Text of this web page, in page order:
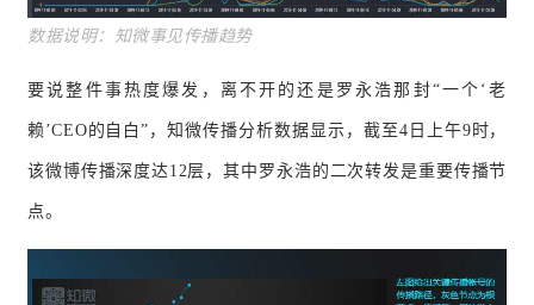
数据说明：知微事见传播趋势
要说整件事热度爆发，离不开的还是罗永浩那封“一个‘老
赖’CEO的自白”，知微传播分析数据显示，截至4日上午9时，
该微博传播深度达12层，其中罗永浩的二次转发是重要传播节
点。